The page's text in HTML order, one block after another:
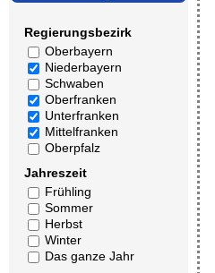
Regierungsbezirk
Oberbayern
Niederbayern
Schwaben
Oberfranken
Unterfranken
Mittelfranken
Oberpfalz
Jahreszeit
Frühling
Sommer
Herbst
Winter
Das ganze Jahr